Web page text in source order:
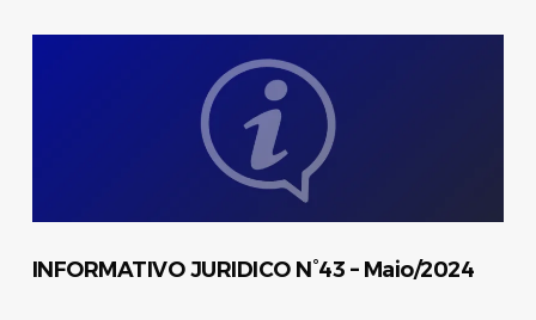
INFORMATIVO JURIDICO N°43 – Maio/2024